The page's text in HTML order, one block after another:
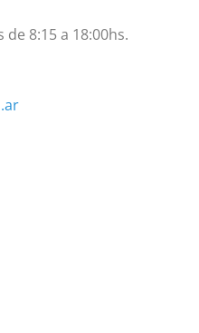
8:15 a 18:00hs.